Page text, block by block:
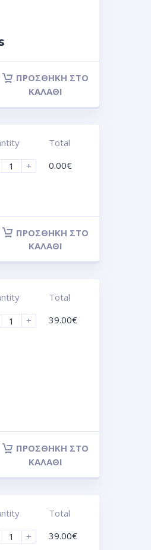
ΠΡΟΣΘΉΚΗ ΣΤΟ
ΚΑΛΆΘΙ
+
Total
0.00€
ΠΡΟΣΘΉΚΗ ΣΤΟ
ΚΑΛΆΘΙ
+
Total
39.00€
ΠΡΟΣΘΉΚΗ ΣΤΟ
ΚΑΛΆΘΙ
+
Total
39.00€